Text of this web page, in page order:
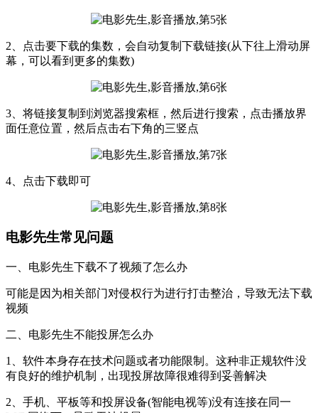
2、点击要下载的集数，会自动复制下载链接(从下往上滑动屏
幕，可以看到更多的集数)
3、将链接复制到浏览器搜索框，然后进行搜索，点击播放界
面任意位置，然后点击右下角的三竖点
4、点击下载即可
电影先生常见问题
一、电影先生下载不了视频了怎么办
可能是因为相关部门对侵权行为进行打击整治，导致无法下载
视频
二、电影先生不能投屏怎么办
1、软件本身存在技术问题或者功能限制。这种非正规软件没
有良好的维护机制，出现投屏故障很难得到妥善解决
2、手机、平板等和投屏设备(智能电视等)没有连接在同一